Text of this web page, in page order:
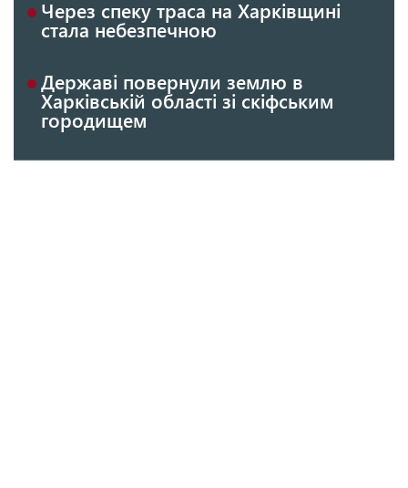
Через спеку траса на Харківщині
стала небезпечною
Державі повернули землю в
Харківській області зі скіфським
городищем